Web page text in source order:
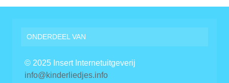
ONDERDEEL VAN
© 2025 Insert Internetuitgeverij
info@kinderliedjes.info